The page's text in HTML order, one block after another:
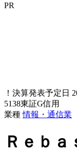
PR
！ 決算発表予定日
5138東証G信用
業種情報・通信業
Ｒｅｂ